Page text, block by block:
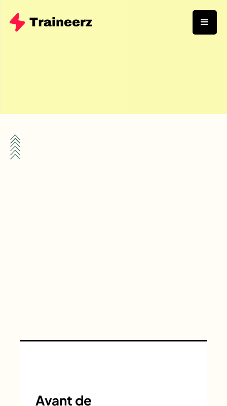
Avant de